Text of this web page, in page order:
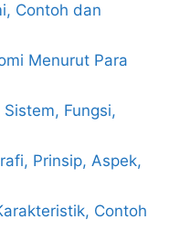
Contoh dan
Menurut Para
Fungsi,
Prinsip, Aspek,
Contoh